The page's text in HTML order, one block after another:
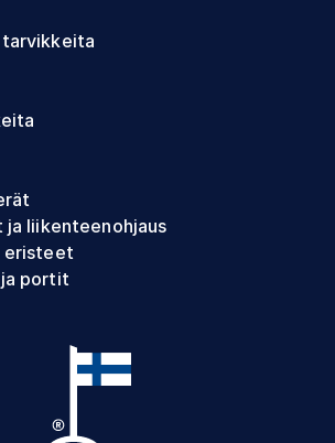
tarvikkeita
ja liikenteenohjaus
eristeet
portit